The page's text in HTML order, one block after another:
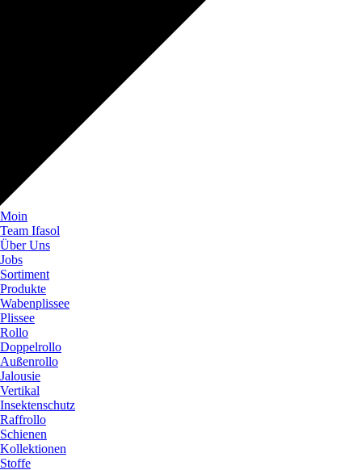
Moin
Team Ifasol
Über Uns
Jobs
Sortiment
Produkte
Wabenplissee
Plissee
Rollo
Doppelrollo
Außenrollo
Jalousie
Vertikal
Insektenschutz
Raffrollo
Schienen
Kollektionen
Stoffe